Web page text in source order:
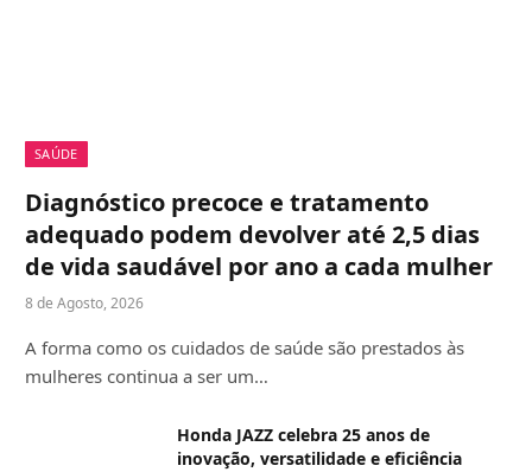
SAÚDE
Diagnóstico precoce e tratamento
adequado podem devolver até 2,5 dias
de vida saudável por ano a cada mulher
8 de Agosto, 2026
A forma como os cuidados de saúde são prestados às
mulheres continua a ser um…
Honda JAZZ celebra 25 anos de
inovação, versatilidade e eficiência